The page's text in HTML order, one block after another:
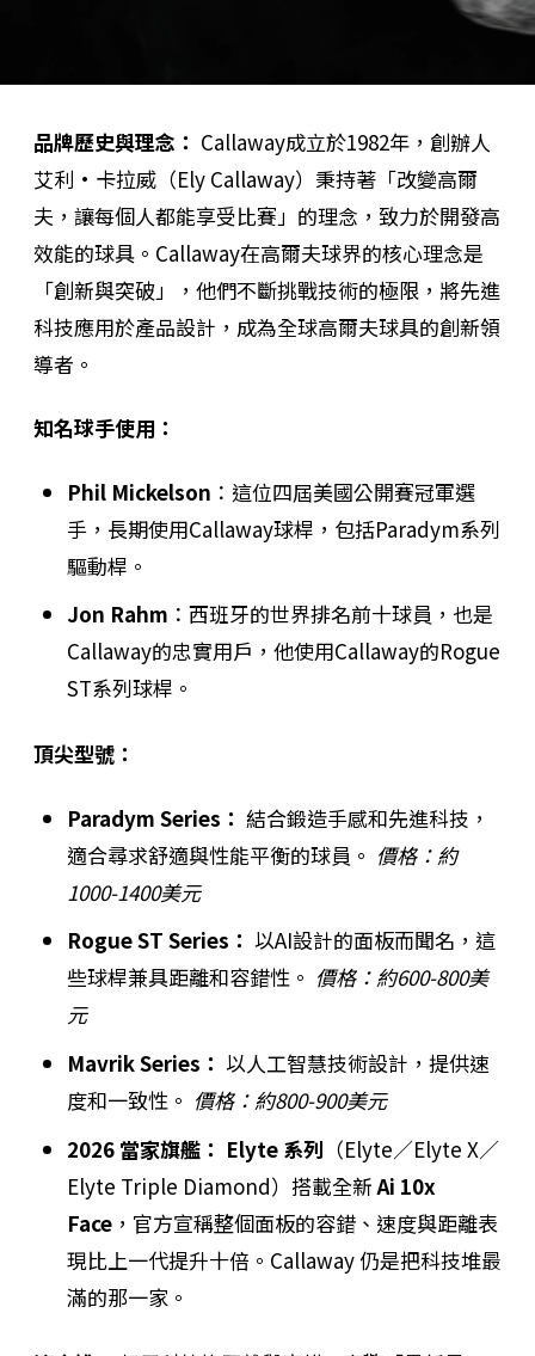
品牌歷史與理念： Callaway成立於1982年，創辦人
艾利·卡拉威（Ely Callaway）秉持著「改變高爾
夫，讓每個人都能享受比賽」的理念，致力於開發高
效能的球具。Callaway在高爾夫球界的核心理念是
「創新與突破」，他們不斷挑戰技術的極限，將先進
科技應用於產品設計，成為全球高爾夫球具的創新領
導者。
知名球手使用：
Phil Mickelson ：這位四屆美國公開賽冠軍選
手，長期使用Callaway球桿，包括Paradym系列
驅動桿。
Jon Rahm ：西班牙的世界排名前十球員，也是
Callaway的忠實用戶，他使用Callaway的Rogue
ST系列球桿。
頂尖型號：
Paradym Series： 結合鍛造手感和先進科技，
適合尋求舒適與性能平衡的球員。 價格：約
1000-1400美元
Rogue ST Series： 以AI設計的面板而聞名，這
些球桿兼具距離和容錯性。 價格：約600-800美
元
Mavrik Series： 以人工智慧技術設計，提供速
度和一致性。 價格：約800-900美元
2026 當家旗艦： Elyte 系列 （Elyte／Elyte X／
Elyte Triple Diamond）搭載全新 Ai 10x
Face ，官方宣稱整個面板的容錯、速度與距離表
現比上一代提升十倍。Callaway 仍是把科技堆最
滿的那一家。